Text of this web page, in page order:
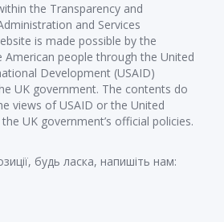
the Transparency and
and Services
is made possible by the
people through the United
Development (USAID)
UK government. The contents do
views of USAID or the United
UK government’s official policies.
будь ласка, напишіть нам: